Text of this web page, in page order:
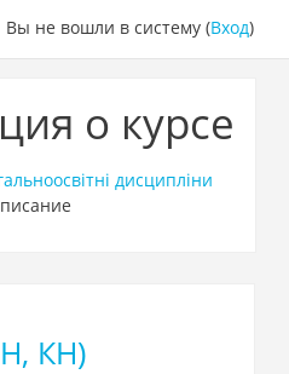
Вы не вошли в систему (Вход)
о курсе
дисципліни
КН)